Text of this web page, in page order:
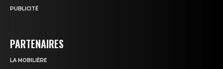
PUBLICITÉ
PARTENAIRES
LA MOBILIÈRE